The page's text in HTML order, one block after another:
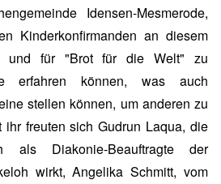
Idensen-Mesmerode,
Kinderkonfirmanden an diesem
und für "Brot für die Welt" zu
erfahren können, was auch
stellen können, um anderen zu
ihr freuten sich Gudrun Laqua, die
als Diakonie-Beauftragte der
wirkt, Angelika Schmitt, vom